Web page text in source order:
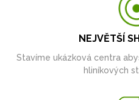
NEJVĚTŠÍ
Stavíme ukázková centra
hliníkových